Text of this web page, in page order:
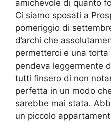
amichevole di quanto
Ci siamo sposati a
pomeriggio di
d’archi che
permetterci e una
pendeva leggermente
tutti finsero di non
perfetta in un modo
sarebbe mai stata.
un piccolo